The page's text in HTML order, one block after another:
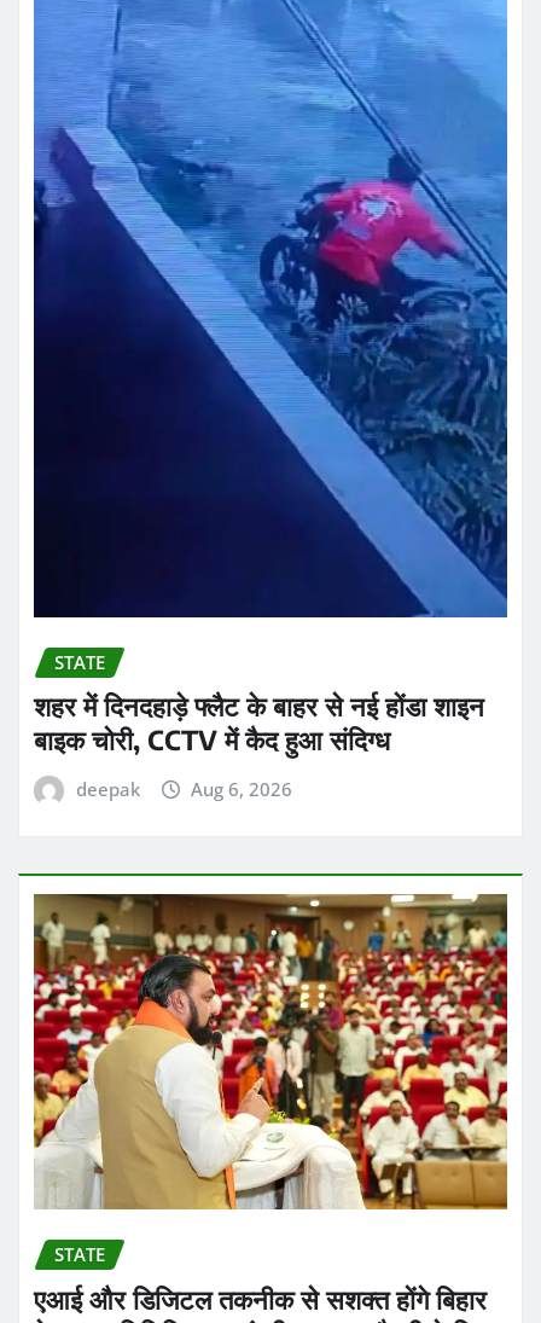
STATE
शहर में दिनदहाड़े फ्लैट के बाहर से नई होंडा शाइन
बाइक चोरी, CCTV में कैद हुआ संदिग्ध
deepak Aug 6, 2026
STATE
एआई और डिजिटल तकनीक से सशक्त होंगे बिहार